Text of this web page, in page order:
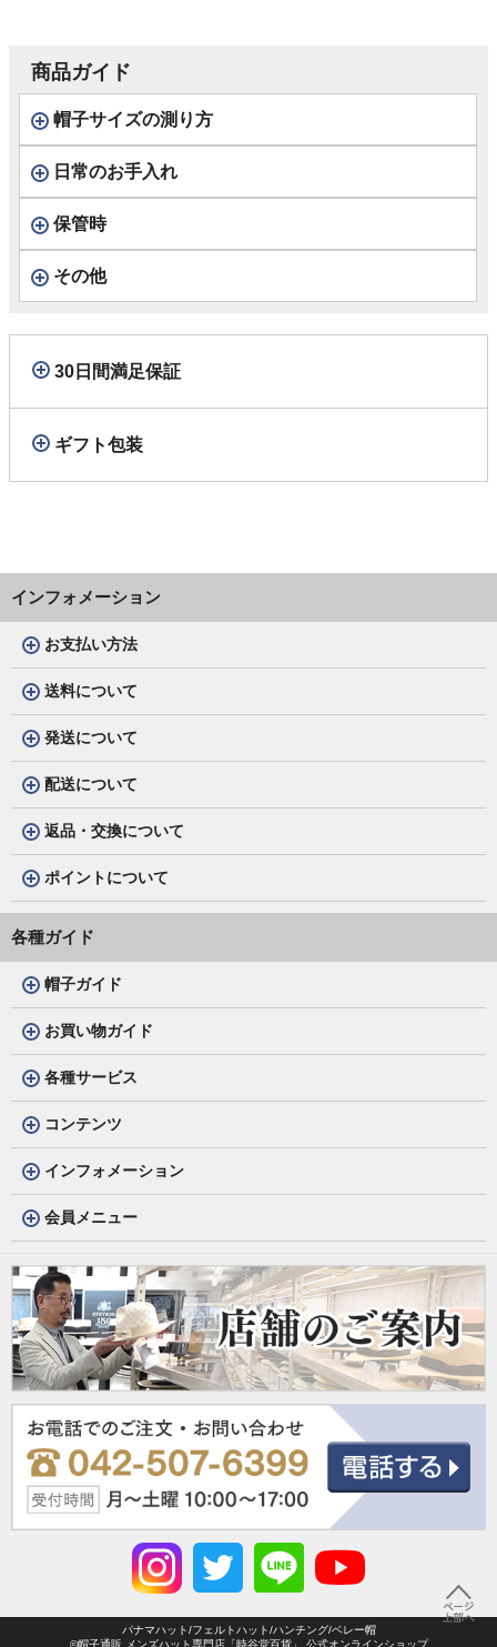
商品ガイド
帽子サイズの測り方
日常のお手入れ
保管時
その他
30日間満足保証
ギフト包装
インフォメーション
お支払い方法
送料について
発送について
配送について
返品・交換について
ポイントについて
各種ガイド
帽子ガイド
お買い物ガイド
各種サービス
コンテンツ
インフォメーション
会員メニュー
パナマハット/フェルトハット/ハンチング/ベレー帽
©帽子通販 メンズハット専門店「時谷堂百貨」 公式オンラインショップ